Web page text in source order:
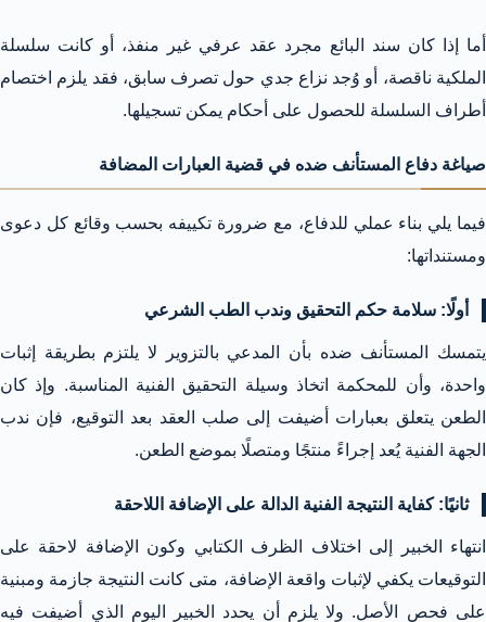
أما إذا كان سند البائع مجرد عقد عرفي غير منفذ، أو كانت سلسلة
الملكية ناقصة، أو وُجد نزاع جدي حول تصرف سابق، فقد يلزم اختصام
أطراف السلسلة للحصول على أحكام يمكن تسجيلها.
صياغة دفاع المستأنف ضده في قضية العبارات المضافة
فيما يلي بناء عملي للدفاع، مع ضرورة تكييفه بحسب وقائع كل دعوى
ومستنداتها:
أولًا: سلامة حكم التحقيق وندب الطب الشرعي
يتمسك المستأنف ضده بأن المدعي بالتزوير لا يلتزم بطريقة إثبات
واحدة، وأن للمحكمة اتخاذ وسيلة التحقيق الفنية المناسبة. وإذ كان
الطعن يتعلق بعبارات أضيفت إلى صلب العقد بعد التوقيع، فإن ندب
الجهة الفنية يُعد إجراءً منتجًا ومتصلًا بموضع الطعن.
ثانيًا: كفاية النتيجة الفنية الدالة على الإضافة اللاحقة
انتهاء الخبير إلى اختلاف الظرف الكتابي وكون الإضافة لاحقة على
التوقيعات يكفي لإثبات واقعة الإضافة، متى كانت النتيجة جازمة ومبنية
على فحص الأصل. ولا يلزم أن يحدد الخبير اليوم الذي أضيفت فيه